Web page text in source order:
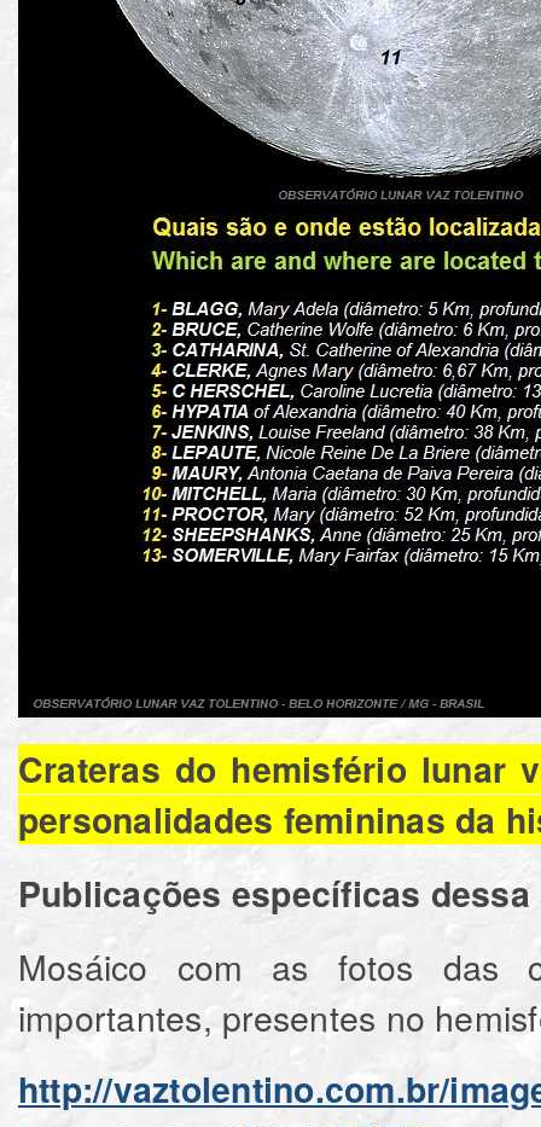
Crateras do hemisfério lunar
personalidades femininas da
Publicações específicas
Mosáico com as fotos das
importantes, presentes no
http://vaztolentino.com.br/